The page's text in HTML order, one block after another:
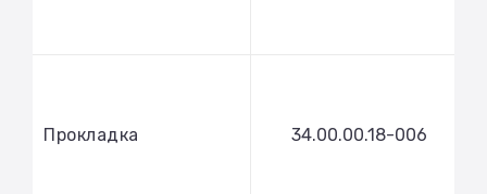
Прокладка 34.00.00.18-006